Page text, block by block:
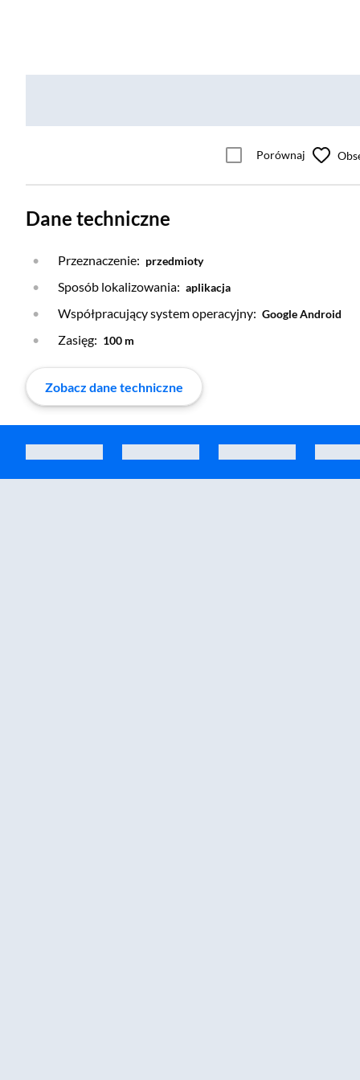
Porównaj
Dane techniczne
Przeznaczenie: przedmioty
Sposób lokalizowania: aplikacja
Współpracujący system operacyjny: Google Android
Zasięg: 100 m
Zobacz dane techniczne